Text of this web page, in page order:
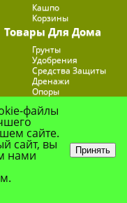
Кашпо
Корзины
Товары Для Дома
Грунты
Удобрения
Средства Защиты
Дренажи
Опоры
Подставки для Цветов
файлы
сайте.
сайт, вы
нами Принять